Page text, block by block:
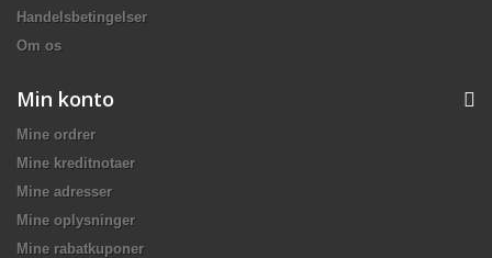
Handelsbetingelser
Om os
Min konto
Mine ordrer
Mine kreditnotaer
Mine adresser
Mine oplysninger
Mine rabatkuponer